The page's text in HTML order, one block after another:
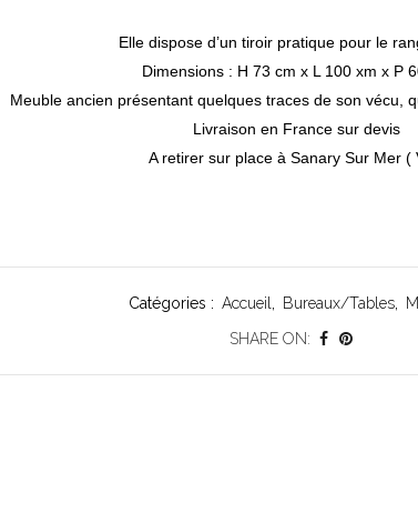
Elle dispose d’un tiroir pratique pour le
Dimensions : H 73 cm x L 100 xm x P
Meuble ancien présentant quelques traces de son vécu,
Livraison en France sur devis
A retirer sur place à Sanary Sur Mer (
Catégories : Accueil Bureaux/Tables,
SHARE ON: